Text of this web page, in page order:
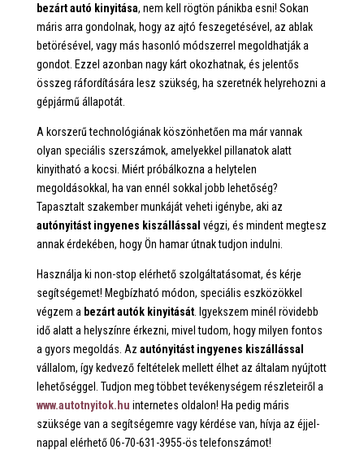
bezárt autó kinyitása, nem kell rögtön pánikba esni! Sokan
máris arra gondolnak, hogy az ajtó feszegetésével, az ablak
betörésével, vagy más hasonló módszerrel megoldhatják a
gondot. Ezzel azonban nagy kárt okozhatnak, és jelentős
összeg ráfordítására lesz szükség, ha szeretnék helyrehozni a
gépjármű állapotát.
A korszerű technológiának köszönhetően ma már vannak
olyan speciális szerszámok, amelyekkel pillanatok alatt
kinyitható a kocsi. Miért próbálkozna a helytelen
megoldásokkal, ha van ennél sokkal jobb lehetőség?
Tapasztalt szakember munkáját veheti igénybe, aki az
autónyitást ingyenes kiszállással végzi, és mindent megtesz
annak érdekében, hogy Ön hamar útnak tudjon indulni.
Használja ki non-stop elérhető szolgáltatásomat, és kérje
segítségemet! Megbízható módon, speciális eszközökkel
végzem a bezárt autók kinyitását. Igyekszem minél rövidebb
idő alatt a helyszínre érkezni, mivel tudom, hogy milyen fontos
a gyors megoldás. Az autónyitást ingyenes kiszállással
vállalom, így kedvező feltételek mellett élhet az általam nyújtott
lehetőséggel. Tudjon meg többet tevékenységem részleteiről a
www.autotnyitok.hu internetes oldalon! Ha pedig máris
szüksége van a segítségemre vagy kérdése van, hívja az éjjel-
nappal elérhető 06-70-631-3955-ös telefonszámot!